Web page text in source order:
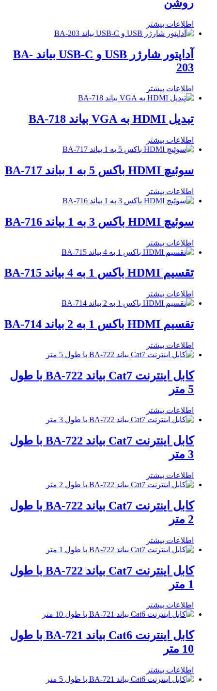
روشن
اطلاعات بیشتر
آداپتور شارژر USB و USB-C بیاند BA-
203
اطلاعات بیشتر
تبدیل HDMI به VGA بیاند BA-718
اطلاعات بیشتر
سوئیچ HDMI باکس 5 به 1 بیاند BA-717
اطلاعات بیشتر
سوئیچ HDMI باکس 3 به 1 بیاند BA-716
اطلاعات بیشتر
تقسیم HDMI باکس 1 به 4 بیاند BA-715
اطلاعات بیشتر
تقسیم HDMI باکس 1 به 2 بیاند BA-714
اطلاعات بیشتر
کابل اینترنت Cat7 بیاند BA-722 با طول
5 متر
اطلاعات بیشتر
کابل اینترنت Cat7 بیاند BA-722 با طول
3 متر
اطلاعات بیشتر
کابل اینترنت Cat7 بیاند BA-722 با طول
2 متر
اطلاعات بیشتر
کابل اینترنت Cat7 بیاند BA-722 با طول
1 متر
اطلاعات بیشتر
کابل اینترنت Cat6 بیاند BA-721 با طول
10 متر
اطلاعات بیشتر